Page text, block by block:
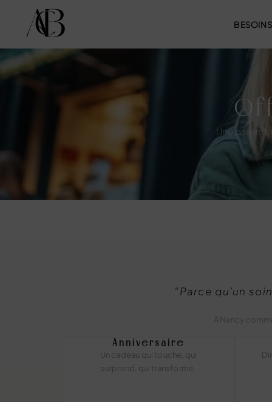
BESOINS
Une
“Parce qu’un
À Nancy
Anniversaire
Un cadeau qui touche, qui
surprend, qui transforme.